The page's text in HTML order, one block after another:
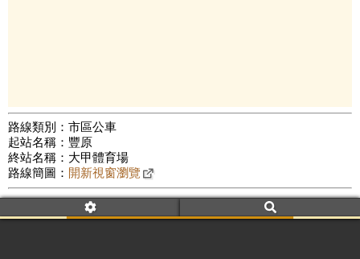
路線類別：市區公車
起站名稱：豐原
終站名稱：大甲體育場
路線簡圖： 開新視窗瀏覽
附屬名稱：215
車頭描述：豐原
麗寶樂園 大甲體育場
公車數量: 累計908、上線422